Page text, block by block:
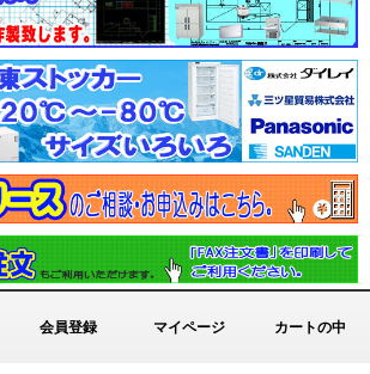
会員登録 マイページ カートの中